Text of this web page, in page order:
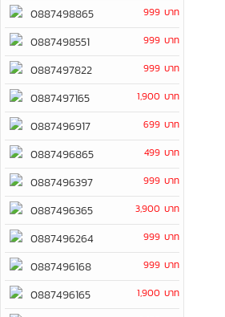
0887498865 999 บาท
0887498551 999 บาท
0887497822 999 บาท
0887497165 1,900 บาท
0887496917 699 บาท
0887496865 499 บาท
0887496397 999 บาท
0887496365 3,900 บาท
0887496264 999 บาท
0887496168 999 บาท
0887496165 1,900 บาท